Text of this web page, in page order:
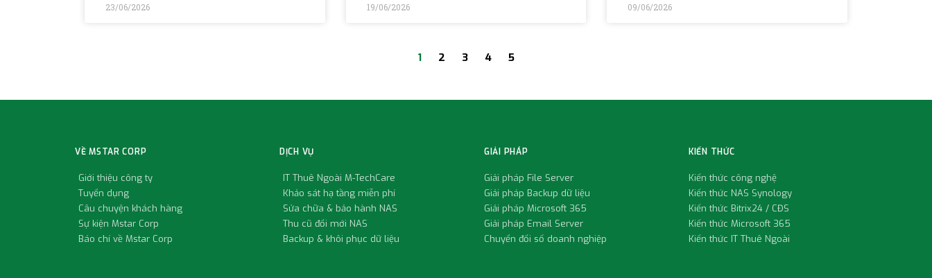
23/06/2026 19/06/2026 09/06/2026
1 2 3 4 5
VỀ MSTAR CORP
Giới thiệu công ty
Tuyển dụng
Câu chuyện khách hàng
Sự kiện Mstar Corp
Báo chí về Mstar Corp
DỊCH VỤ
IT Thuê Ngoài M-TechCare
Khảo sát hạ tầng miễn phí
Sửa chữa & bảo hành NAS
Thu cũ đổi mới NAS
Backup & khôi phục dữ liệu
GIẢI PHÁP
Giải pháp File Server
Giải pháp Backup dữ liệu
Giải pháp Microsoft 365
Giải pháp Email Server
Chuyển đổi số doanh nghiệp
KIẾN THỨC
Kiến thức công nghệ
Kiến thức NAS Synology
Kiến thức Bitrix24 / CĐS
Kiến thức Microsoft 365
Kiến thức IT Thuê Ngoài